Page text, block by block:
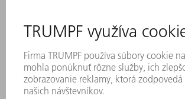
PRIHLÁSENIE NA ODBER NOVINIEK
KARTA BEZPEČNOSTNÝCH ÚDAJOV
STROJE & SYSTÉMY
LASER
VÝKONOVÁ ELEKTRONIKA
ELEKTRICKÉ RUČNÉ NÁRADIE